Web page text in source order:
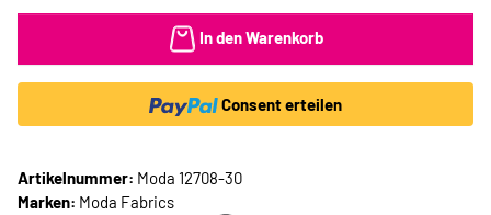
In den Warenkorb
Consent erteilen
Artikelnummer: Moda 12708-30
Marken: Moda Fabrics